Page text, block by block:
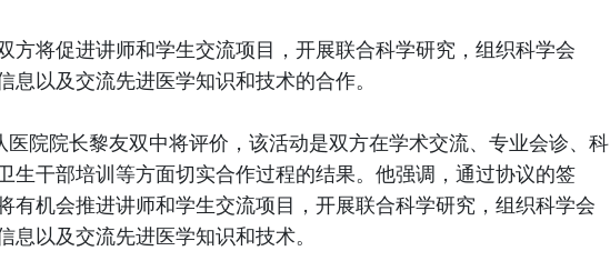
方将促进讲师和学生交流项目，开展联合科学研究，组织科学会
息以及交流先进医学知识和技术的合作。
医院院长黎友双中将评价，该活动是双方在学术交流、专业会诊、科
生干部培训等方面切实合作过程的结果。他强调，通过协议的签
有机会推进讲师和学生交流项目，开展联合科学研究，组织科学会
息以及交流先进医学知识和技术。